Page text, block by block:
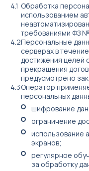
English
Русский
Türkçe
Обработка
использованием
требованиями ФЗ №
Персональные
серверах в
достижения целей
прекращения
предусмотрено
Оператор
персональных
шифрование
ограничение
использование
экранов;
регулярное
за обработку